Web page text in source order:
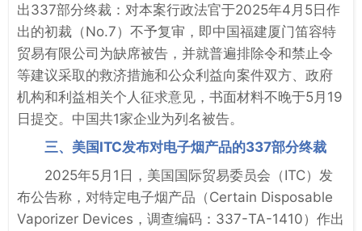
出337部分终裁：对本案行政法官于2025年4月5日作
出的初裁（No.7）不予复审，即中国福建厦门笛容特
贸易有限公司为缺席被告，并就普遍排除令和禁止令
等建议采取的救济措施和公众利益向案件双方、政府
机构和利益相关个人征求意见，书面材料不晚于5月19
日提交。中国共1家企业为列名被告。
三、美国ITC发布对电子烟产品的337部分终裁
2025年5月1日，美国国际贸易委员会（ITC）发
布公告称，对特定电子烟产品（Certain Disposable
Vaporizer Devices，调查编码：337-TA-1410）作出